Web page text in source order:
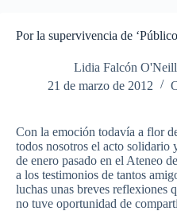
Por la supervivencia de
Lidia Falcón O'Neill
21 de marzo de 2012
Con la emoción todavía a flor
todos nosotros el acto
de enero pasado en el Ateneo
a los testimonios de tantos
luchas unas breves reflexiones
no tuve oportunidad de